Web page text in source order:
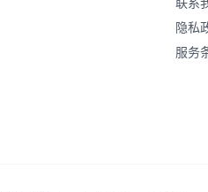
隐私
服务